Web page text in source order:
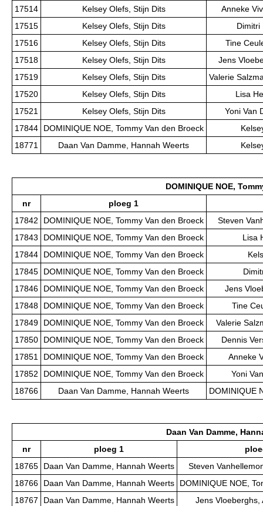
17514
Kelsey Olefs, Stijn Dits
Anneke
17515
Kelsey Olefs, Stijn Dits
Dimitri
17516
Kelsey Olefs, Stijn Dits
Tine
17518
Kelsey Olefs, Stijn Dits
Jens
17519
Kelsey Olefs, Stijn Dits
Valerie
17520
Kelsey Olefs, Stijn Dits
Lisa
17521
Kelsey Olefs, Stijn Dits
Yoni Van
17844
DOMINIQUE NOE, Tommy Van den Broeck
18771
Daan Van Damme, Hannah Weerts
DOMINIQUE NOE,
nr
ploeg 1
17842
DOMINIQUE NOE, Tommy Van den Broeck
Steven
17843
DOMINIQUE NOE, Tommy Van den Broeck
Lisa
17844
DOMINIQUE NOE, Tommy Van den Broeck
17845
DOMINIQUE NOE, Tommy Van den Broeck
17846
DOMINIQUE NOE, Tommy Van den Broeck
Jens
17848
DOMINIQUE NOE, Tommy Van den Broeck
Tine
17849
DOMINIQUE NOE, Tommy Van den Broeck
Valerie
17850
DOMINIQUE NOE, Tommy Van den Broeck
Dennis
17851
DOMINIQUE NOE, Tommy Van den Broeck
Anneke
17852
DOMINIQUE NOE, Tommy Van den Broeck
Yoni
18766
Daan Van Damme, Hannah Weerts DOMINIQUE
Daan Van Damme,
nr
ploeg 1
18765
Daan Van Damme, Hannah Weerts
Steven
18766
Daan Van Damme, Hannah Weerts
DOMINIQUE NOE,
18767
Daan Van Damme, Hannah Weerts
Jens Vloeberghs,